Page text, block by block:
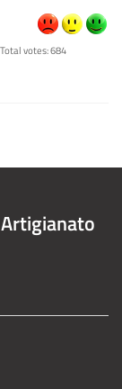
Total votes: 684